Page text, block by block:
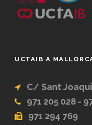
UCTAIB A
C/ Sant
971 205 028 -
971 294 769